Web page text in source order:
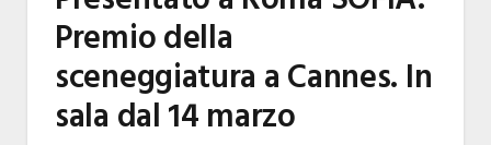
Premio della
sceneggiatura a Cannes. In
sala dal 14 marzo